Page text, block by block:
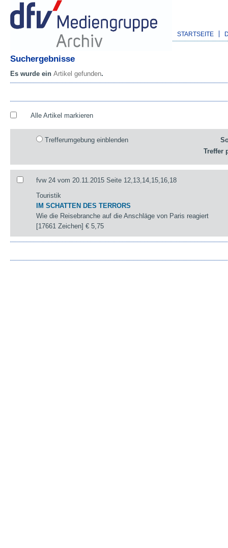
STARTSEITE
Suchergebnisse
Es wurde ein Artikel gefunden.
Alle Artikel markieren
Trefferumgebung einblenden
Treffer
fvw 24 vom 20.11.2015 Seite 12,13,14,15,16,18
Touristik
IM SCHATTEN DES TERRORS
Wie die Reisebranche auf die Anschläge von Paris reagiert
[17661 Zeichen]€ 5,75